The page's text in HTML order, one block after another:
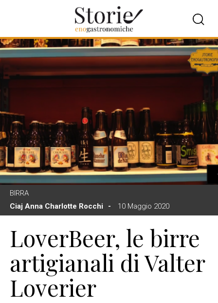
BIRRA
Ciaj Anna Charlotte Rocchi
10 Maggio 2020
LoverBeer, le birre
artigianali di Valter
Loverier